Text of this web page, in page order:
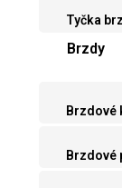
Tyčka
Brzdy
Brzdové
Brzdové